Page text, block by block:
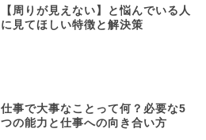
【周りが見えない】と悩んでいる人
に見てほしい特徴と解決策
仕事で大事なことって何？必要な5
つの能力と仕事への向き合い方